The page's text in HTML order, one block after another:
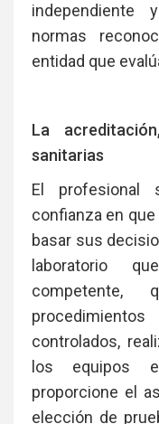
independiente
normas
entidad que
La
sanitarias
El profesional
confianza en
basar sus
laboratorio
controlados,
los equipos e
proporcione el
elección de